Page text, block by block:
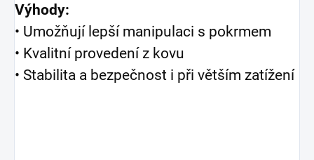
Výhody:
• Umožňují lepší manipulaci s pokrmem
• Kvalitní provedení z kovu
• Stabilita a bezpečnost i při větším zatížení